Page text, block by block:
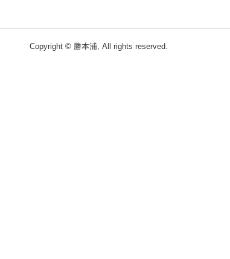
Copyright © 勝本浦, All rights reserved.